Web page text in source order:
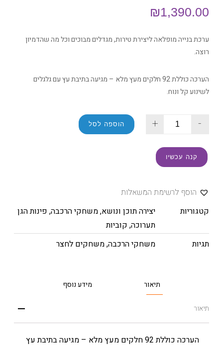
₪1,390.00
ערכת בנייה מופלאה ליצירת טירות, מגדלים מבוכים וכל מה שהדמיון
רוצה.
הערכה כוללת 92 חלקים מעץ מלא – מגיעה בתיבת עץ עם גלגלים
לשינוע קל ונוח.
-
+ הוספה לסל
קנה עכשיו
הוסף לרשימת המשאלות
קטגוריות
יצירה תוכן ונושא,משחקי הרכבה, פינות הגן
תערוכה, קוביות
תגיות
משחקי הרכבה,משחקים לחצר
תיאור מידע נוסף
תיאור
הערכה כוללת 92 חלקים מעץ מלא – מגיעה בתיבת עץ